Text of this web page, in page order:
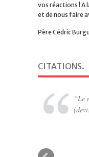
vos réactions ! A
et de nous faire
Père Cédric
CITATIONS.
Le